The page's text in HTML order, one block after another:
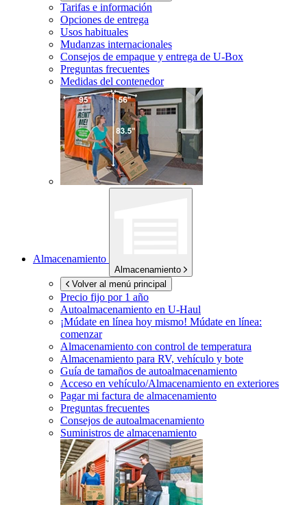
Tarifas e información
Opciones de entrega
Usos habituales
Mudanzas internacionales
Consejos de empaque y entrega de U-Box
Preguntas frecuentes
Medidas del contenedor
Almacenamiento
Almacenamiento
Volver al menú principal
Precio fijo por 1 año
Autoalmacenamiento en U-Haul
¡Múdate en línea hoy mismo! Múdate en línea:
comenzar
Almacenamiento con control de temperatura
Almacenamiento para RV, vehículo y bote
Guía de tamaños de autoalmacenamiento
Acceso en vehículo/Almacenamiento en exteriores
Pagar mi factura de almacenamiento
Preguntas frecuentes
Consejos de autoalmacenamiento
Suministros de almacenamiento